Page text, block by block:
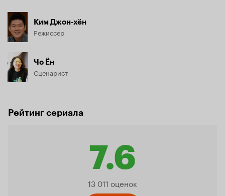
Ким Джон-хён
Режиссёр
Чо Ён
Сценарист
Рейтинг сериала
7.6
Рейтинг
13 011 оценок